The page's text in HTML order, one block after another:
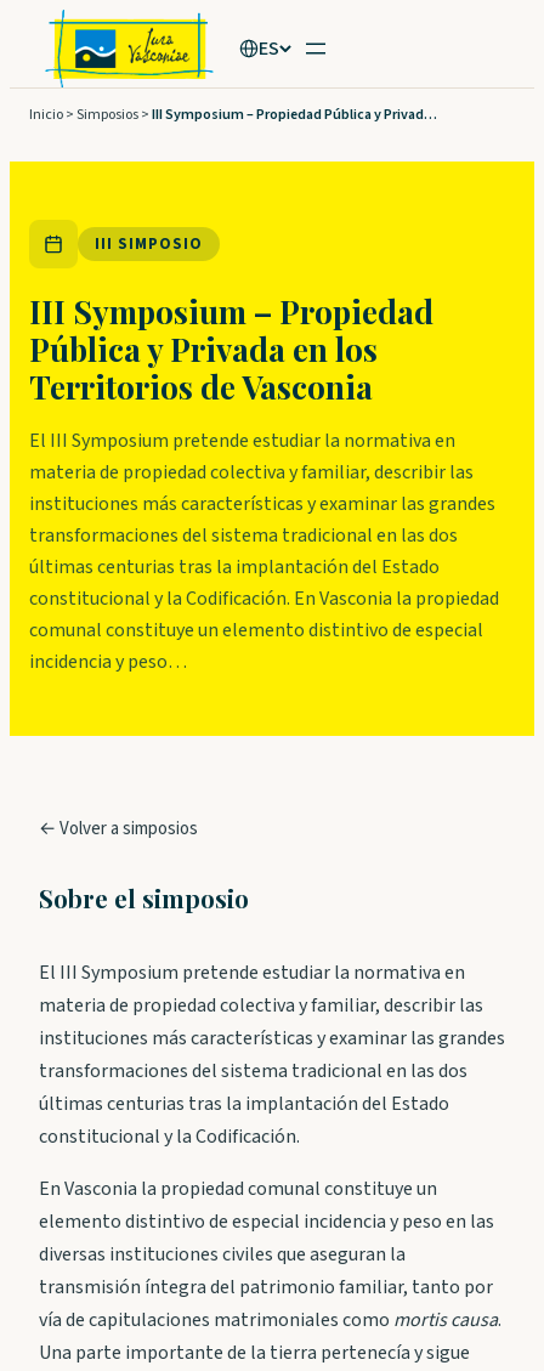
Saltar
contenido
ES
Inicio>Simposios> III Symposium – Propiedad Pública y Privada en los Territorios de Vasconia
III SIMPOSIO
III Symposium – Propiedad
Pública y Privada en los
Territorios de Vasconia
El III Symposium pretende estudiar la normativa en
materia de propiedad colectiva y familiar, describir las
instituciones más características y examinar las grandes
transformaciones del sistema tradicional en las dos
últimas centurias tras la implantación del Estado
constitucional y la Codificación. En Vasconia la propiedad
comunal constituye un elemento distintivo de especial
incidencia y peso…
← Volver a simposios
Sobre el simposio
El III Symposium pretende estudiar la normativa en
materia de propiedad colectiva y familiar, describir las
instituciones más características y examinar las grandes
transformaciones del sistema tradicional en las dos
últimas centurias tras la implantación del Estado
constitucional y la Codificación.
En Vasconia la propiedad comunal constituye un
elemento distintivo de especial incidencia y peso en las
diversas instituciones civiles que aseguran la
transmisión íntegra del patrimonio familiar, tanto por
vía de capitulaciones matrimoniales como mortis causa.
Una parte importante de la tierra pertenecía y sigue